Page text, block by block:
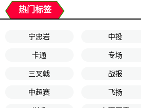
热门标签
宁忠岩 中投
卡通 专场
三叉戟 战报
中超赛 飞扬